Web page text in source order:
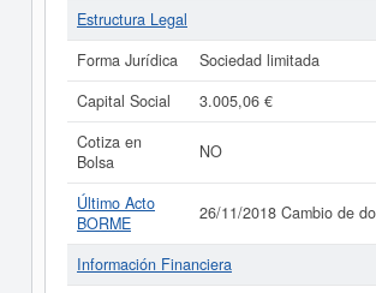
Estructura Legal
Forma Jurídica
Sociedad limitada
Capital Social
3.005,06 €
Cotiza en
Bolsa
NO
Último Acto
BORME
26/11/2018 Cambio de
Información Financiera